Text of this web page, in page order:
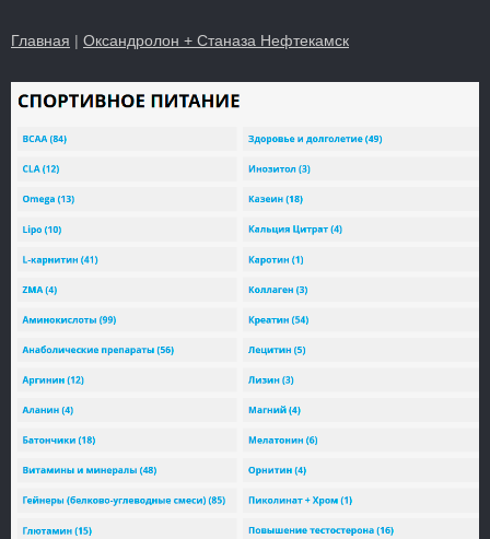
Главная | Оксандролон + Станаза Нефтекамск